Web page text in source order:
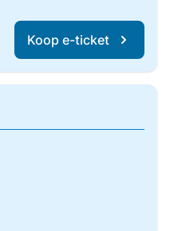
Koop e-ticket